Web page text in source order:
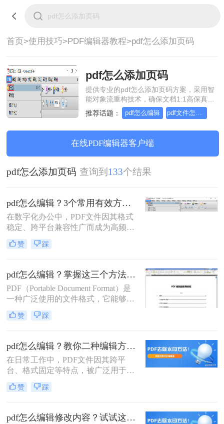
首页>使用技巧>PDF编辑器教程>pdf怎么添加页码
pdf怎么添加页码
提供专业的pdf怎么添加页码方案，采用智
能对象流重构技术，确保文档1:1高保真还
原且排版不乱码。支持一键批量处理，全
链路 SSL 加密保障隐私安全。助您快速实
公。
推荐话题： pdf怎么编辑 pdf文件怎么编辑
在线PDF编辑器客户端
pdf怎么添加页码 查询到 133个结果
pdf怎么编辑？3个常用有效方法指南！
在数字化办公中，PDF文件因其格式
稳定、跨平台兼容性广而成为高频使
用格式。然而，当需要修改文本、图
片或表单时，许多用户陷入“编辑
本文聚焦常用、有效且安全的PDF编
辑方法，提供详细操作步骤、关键注
意点与优缺点分析。所有方法均经实
测验证，助您高效解决编辑需求，避
免踩坑。
赞 踩
pdf怎么编辑？掌握这三个方法，轻松编辑PDF文件！
PDF（Portable Document Format）是
一种广泛使用的文件格式，它能够保
持文档格式不变，无论在哪种设备上
打开都能呈现出一致的效果。然而，
编辑，比如修改文字、添加注释或签
名等。那么pdf怎么编辑呢？本文将详
细介绍几种常见的方法来帮助您编辑
PDF文件。
赞 踩
pdf怎么编辑？教你二种编辑方法！
在日常工作中，PDF文件因其跨平
台、格式固定等特点，被广泛用于文
件传输和存档。然而，PDF文件的编
辑却常常让人头疼。那么pdf怎么编辑
方法。
赞 踩
pdf怎么编辑修改内容？试试这6种编辑方法！